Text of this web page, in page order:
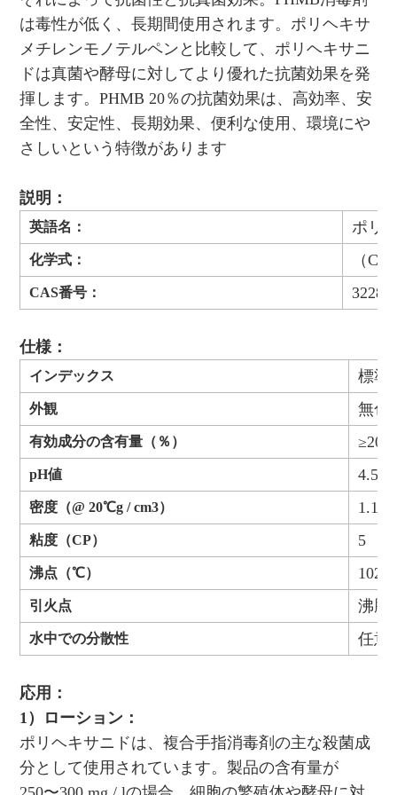
は毒性が低く、長期間使用されます。ポリヘキサ
メチレンモノテルペンと比較して、ポリヘキサニ
ドは真菌や酵母に対してより優れた抗菌効果を発
揮します。PHMB 20％の抗菌効果は、高効率、安
全性、安定性、長期効果、便利な使用、環境にや
さしいという特徴があります
説明：
英語名： ポリ
化学式： （
CAS番号：
仕様：
インデックス 標準
外観 無色
有効成分の含有量（％） ≥20.0
pH値 4.5-
密度（@ 20℃g / cm3） 1.1
粘度（CP） 5
沸点（℃） 102
引火点 沸騰
水中での分散性 任意
応用：
1）ローション：
ポリヘキサニドは、複合手指消毒剤の主な殺菌成
分として使用されています。製品の含有量が